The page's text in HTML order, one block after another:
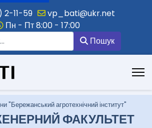
2-11-59
vp_bati@ukr.net
Пн - Пт 8:00 - 17:00
Пошук
"Бережанський агротехнічний інститут"
ФАКУЛЬТЕТ